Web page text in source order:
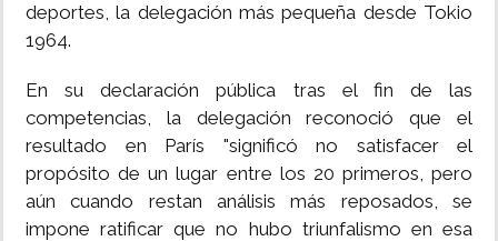
deportes, la delegación más pequeña desde Tokio
1964.
En su declaración pública tras el fin de las
competencias, la delegación reconoció que el
resultado en París "significó no satisfacer el
propósito de un lugar entre los 20 primeros, pero
aún cuando restan análisis más reposados, se
impone ratificar que no hubo triunfalismo en esa